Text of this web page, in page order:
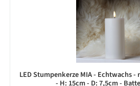
LED Stumpenkerze MIA - Echtwachs -
- H: 15cm - D: 7,5cm -